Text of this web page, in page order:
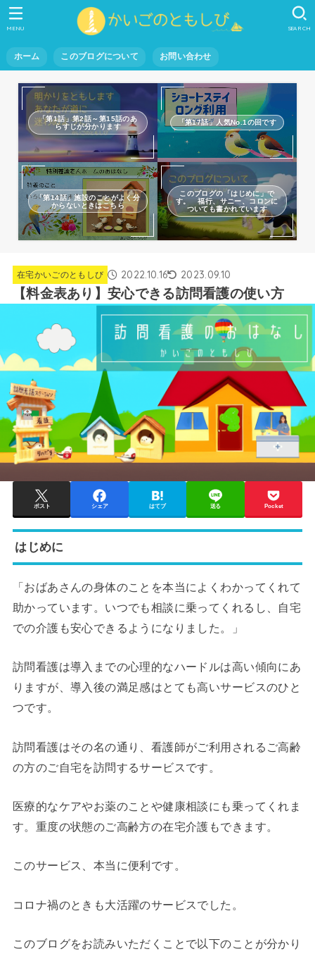
ホーム このブログについて お問い合わせ
SEARCH
MENU
「第1話」第2話～第15話のあ
らすじが分かります
「第17話」人気No.1の回です
「第14話」施設のことがよく分
からないときはこちら
このブログの「はじめに」で
す。 福行、サニー、コロンに
ついても書かれています
在宅かいごのともしび 2022.10.16 2023.09.10
【料金表あり】安心できる訪問看護の使い方
ポスト シェア はてブ 送る Pocket
はじめに
「おばあさんの身体のことを本当によくわかってくれて
助かっています。いつでも相談に乗ってくれるし、自宅
での介護も安心できるようになりました。」
訪問看護は導入までの心理的なハードルは高い傾向にあ
りますが、導入後の満足感はとても高いサービスのひと
つです。
訪問看護はその名の通り、看護師がご利用されるご高齢
の方のご自宅を訪問するサービスです。
医療的なケアやお薬のことや健康相談にも乗ってくれま
す。重度の状態のご高齢方の在宅介護もできます。
このサービス、本当に便利です。
コロナ禍のときも大活躍のサービスでした。
このブログをお読みいただくことで以下のことが分かり